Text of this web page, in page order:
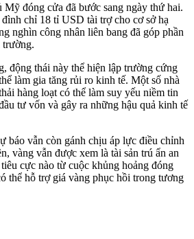
đóng cửa đã bước sang ngày thứ hai.
chỉ 18 tỉ USD tài trợ cho cơ sở hạ
nghìn công nhân liên bang đã góp phần
trường.
động thái này thể hiện lập trường cứng
làm gia tăng rủi ro kinh tế. Một số nhà
hàng loạt có thể làm suy yếu niềm tin
tư vốn và gây ra những hậu quả kinh tế
báo vẫn còn gánh chịu áp lực điều chỉnh
vàng vẫn được xem là tài sản trú ẩn an
cực nào từ cuộc khủng hoảng đóng
thể hỗ trợ giá vàng phục hồi trong tương